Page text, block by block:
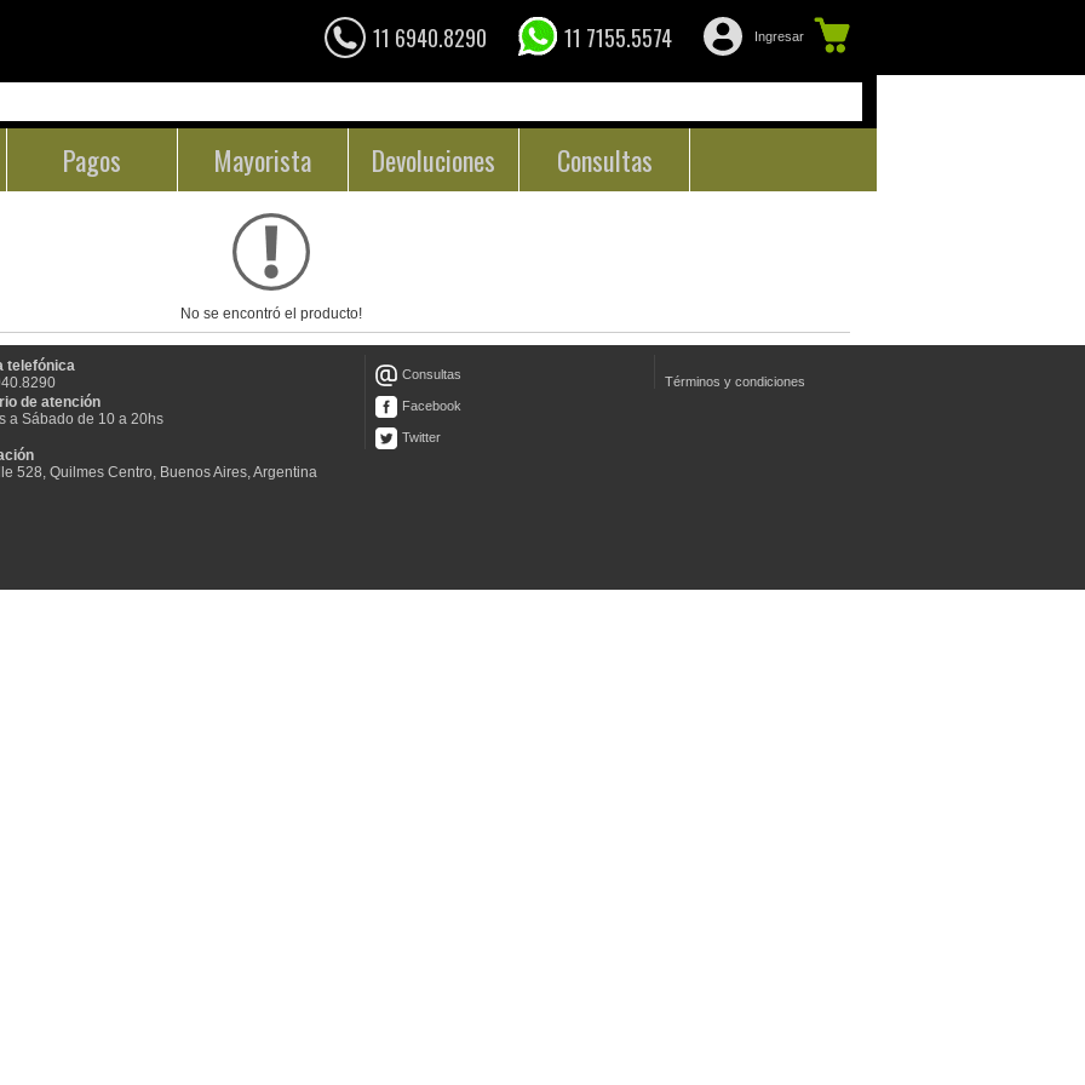
11 6940.8290 11 7155.5574 Ingresar
Pagos Mayorista Devoluciones Consultas
No se encontró el producto!
telefónica
de atención
a Sábado de 10 a 20hs
528, Quilmes Centro, Buenos Aires, Argentina
Consultas
Facebook
Twitter
Términos y condiciones